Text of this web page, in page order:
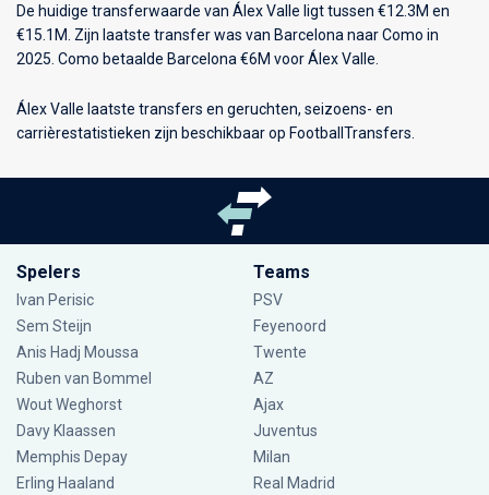
De huidige transferwaarde van Álex Valle ligt tussen €12.3M en
€15.1M. Zijn laatste transfer was van Barcelona naar Como in
2025. Como betaalde Barcelona €6M voor Álex Valle.
Álex Valle laatste transfers en geruchten, seizoens- en
carrièrestatistieken zijn beschikbaar op FootballTransfers.
Spelers
Ivan Perisic
Sem Steijn
Anis Hadj Moussa
Ruben van Bommel
Wout Weghorst
Davy Klaassen
Memphis Depay
Erling Haaland
Teams
PSV
Feyenoord
Twente
AZ
Ajax
Juventus
Milan
Real Madrid